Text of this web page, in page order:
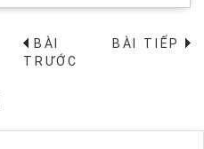
BÀI
TRƯỚC
BÀI TIẾP→